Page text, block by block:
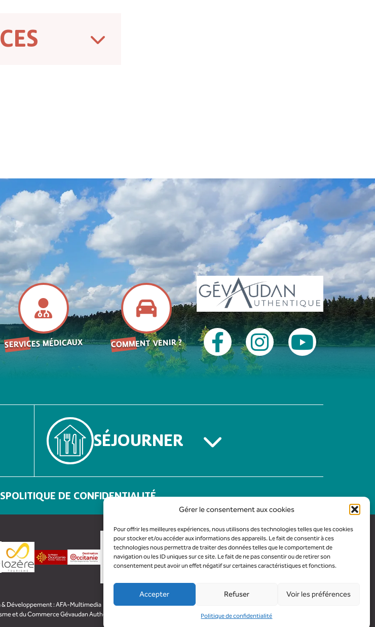
Gérer le consentement aux cookies
Pour offrir les meilleures expériences, nous utilisons des technologies telles que les cookies
pour stocker et/ou accéder aux informations des appareils. Le fait de consentir à ces
technologies nous permettra de traiter des données telles que le comportement de
navigation ou les ID uniques sur ce site. Le fait de ne pas consentir ou de retirer son
consentement peut avoir un effet négatif sur certaines caractéristiques et fonctions.
Accepter Refuser Voir les préférences
Politique de confidentialité
SERVICES MÉDICAUX COMMENT VENIR ?
SÉJOURNER
POLITIQUE DE CONFIDENTIALITÉ
Développement :AFA-Multimedia
et du Commerce Gévaudan Authentique - Marvejols - 2026